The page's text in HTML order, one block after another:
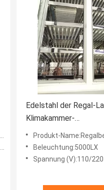
Edelstahl der Regal-
Klimakammer-
Kammer-SUS304
Produkt-
Beleuchtung:5000LX
Spannung (V):110/220